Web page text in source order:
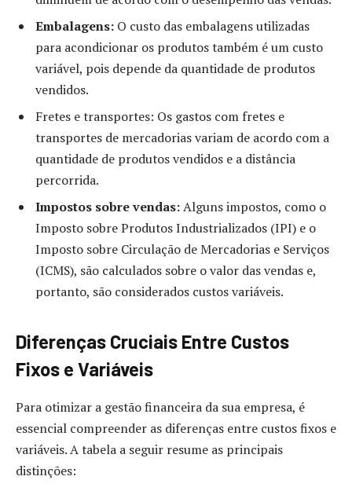
Embalagens: O custo das embalagens utilizadas
para acondicionar os produtos também é um custo
variável, pois depende da quantidade de produtos
vendidos.
Fretes e transportes: Os gastos com fretes e
transportes de mercadorias variam de acordo com a
quantidade de produtos vendidos e a distância
percorrida.
Impostos sobre vendas:Alguns impostos, como o
Imposto sobre Produtos Industrializados (IPI) e o
Imposto sobre Circulação de Mercadorias e Serviços
(ICMS), são calculados sobre o valor das vendas e,
portanto, são considerados custos variáveis.
Diferenças Cruciais Entre Custos
Fixos e Variáveis
Para otimizar a gestão financeira da sua empresa, é
essencial compreender as diferenças entre custos fixos e
variáveis. A tabela a seguir resume as principais
distinções: